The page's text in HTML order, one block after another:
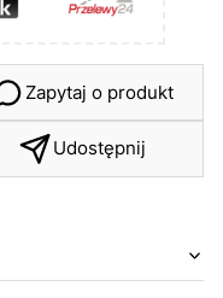
Zapytaj o produkt
Udostępnij